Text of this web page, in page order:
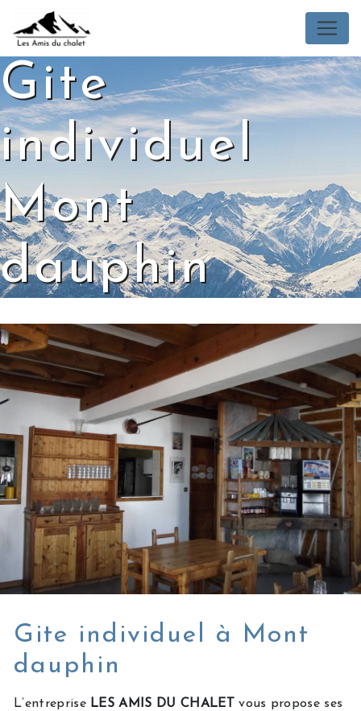
Panneau de gestion des cookies
Gite
individuel
Mont
dauphin
Gite individuel à Mont
dauphin
L’entreprise LES AMIS DU CHALET
vous propose ses